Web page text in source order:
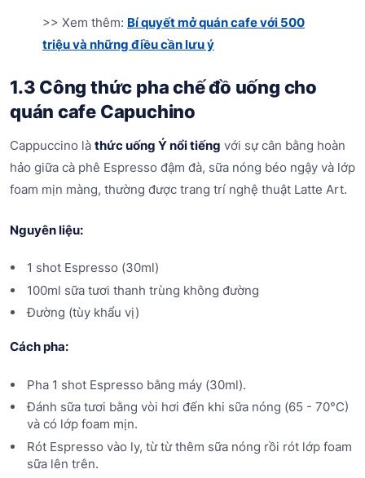
>> Xem thêm: Bí quyết mở quán cafe với 500
triệu và những điều cần lưu ý
1.3 Công thức pha chế đồ uống cho
quán cafe Capuchino
Cappuccino là thức uống Ý nổi tiếng với sự cân bằng hoàn
hảo giữa cà phê Espresso đậm đà, sữa nóng béo ngậy và lớp
foam mịn màng, thường được trang trí nghệ thuật Latte Art.
Nguyên liệu:
1 shot Espresso (30ml)
100ml sữa tươi thanh trùng không đường
Đường (tùy khẩu vị)
Cách pha:
Pha 1 shot Espresso bằng máy (30ml).
Đánh sữa tươi bằng vòi hơi đến khi sữa nóng (65 - 70°C)
và có lớp foam mịn.
Rót Espresso vào ly, từ từ thêm sữa nóng rồi rót lớp foam
sữa lên trên.